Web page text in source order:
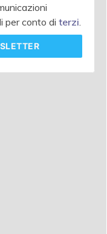
per conto di terzi.